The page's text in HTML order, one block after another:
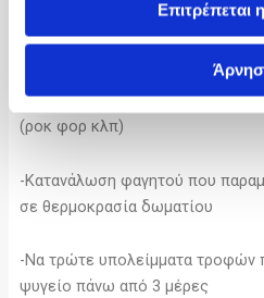
Επιτρέπεται
-Παρεχόμενο φαγητό σε
-Προϊόντα που είναι εμφανή ή
(ροκ φορ κλπ)
-Κατανάλωση φαγητού που
σε θερμοκρασία δωματίου
-Να τρώτε υπολείμματα τροφών
ψυγείο πάνω από 3 μέρες